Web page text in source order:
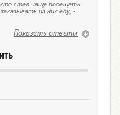
стал чаще посещать
из них еду, -
Показать ответы